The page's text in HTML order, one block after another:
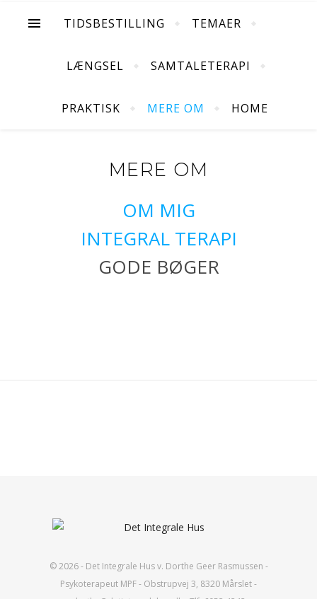
TIDSBESTILLING TEMAER
LÆNGSEL SAMTALETERAPI
PRAKTISK MERE OM HOME
MERE OM
OM MIG
INTEGRAL TERAPI
GODE BØGER
© 2026 - Det Integrale Hus v. Dorthe Geer Rasmussen -
Psykoterapeut MPF - Obstrupvej 3, 8320 Mårslet -